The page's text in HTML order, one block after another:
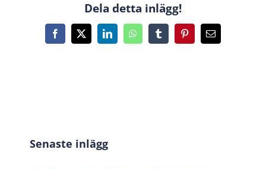
Dela detta inlägg!
Facebook
X LinkedInWhatsAppTumblrPinterest
E-
post
Senaste inlägg